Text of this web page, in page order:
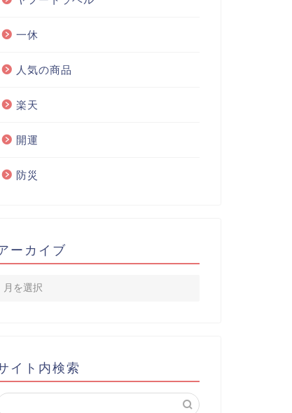
一休
人気の商品
楽天
開運
防災
ーカイブ
イト内検索